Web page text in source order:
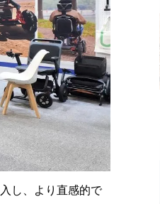
し、より直感的で